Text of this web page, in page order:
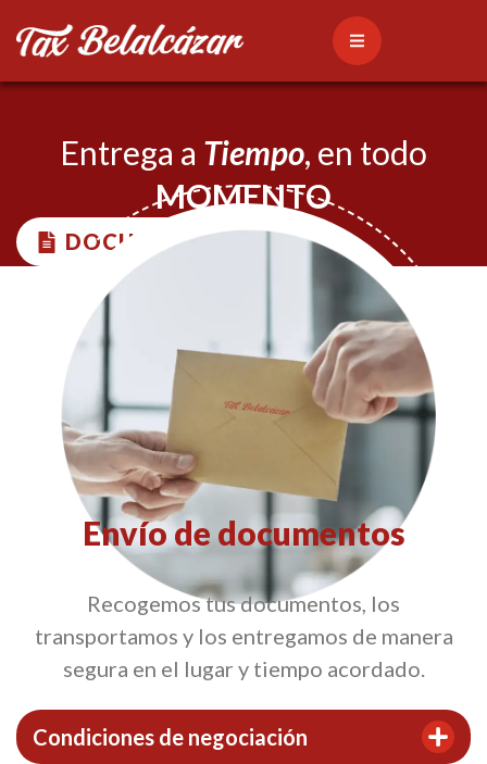
Entrega a Tiempo, en todo
MOMENTO
DOCUMENTOS
Envío de documentos
Recogemos tus documentos, los
transportamos y los entregamos de manera
segura en el lugar y tiempo acordado.
Condiciones de negociación